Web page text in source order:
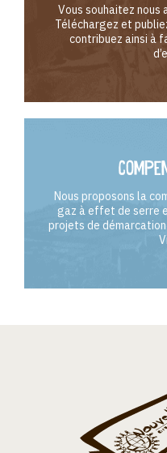
Vous souhaitez nous
Téléchargez et
contribuez ainsi à
Nous proposons la
gaz à effet de serre
projets de